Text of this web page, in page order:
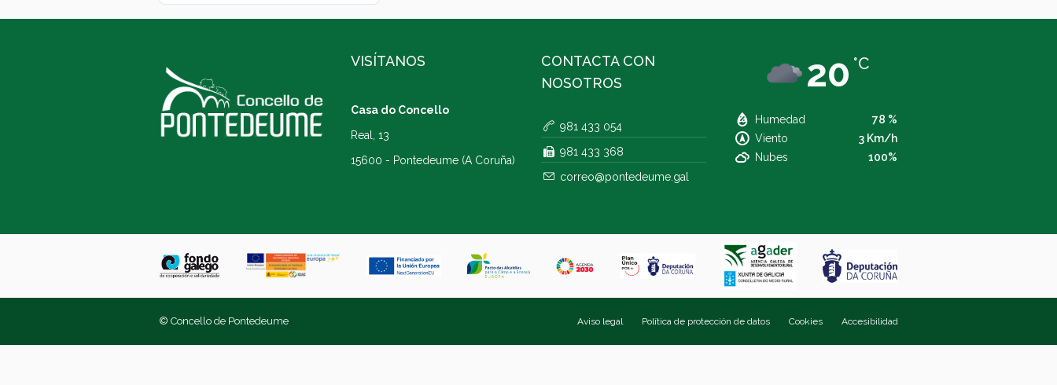
VISÍTANOS
Casa do Concello
Real, 13
15600 - Pontedeume (A Coruña)
CONTACTA CON
NOSOTROS
981 433 054
981 433 368
correo@pontedeume.gal
20 °C
Humedad
78 %
Viento
3 Km/h
Nubes
100%
Aviso legal Política de protección de datos Cookies Accesibilidad
© Concello de Pontedeume